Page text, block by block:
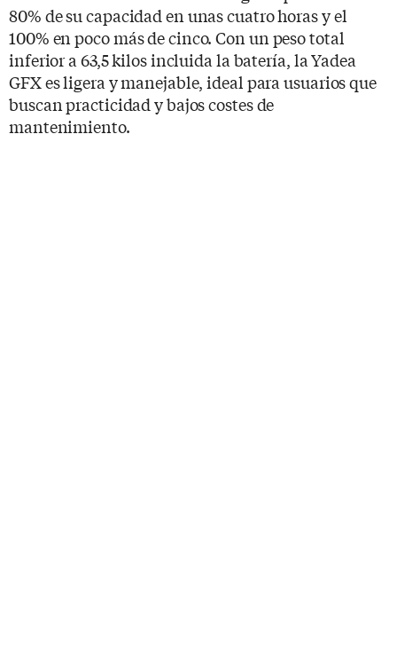
80% de su capacidad en unas cuatro horas y el
100% en poco más de cinco. Con un peso total
inferior a 63,5 kilos incluida la batería, la Yadea
GFX es ligera y manejable, ideal para usuarios que
buscan practicidad y bajos costes de
mantenimiento.